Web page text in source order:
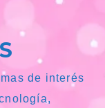
de interés